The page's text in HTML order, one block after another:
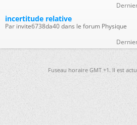
incertitude relative
Par invite6738da40 dans le forum Physique
Fuseau horaire GMT +1. Il est